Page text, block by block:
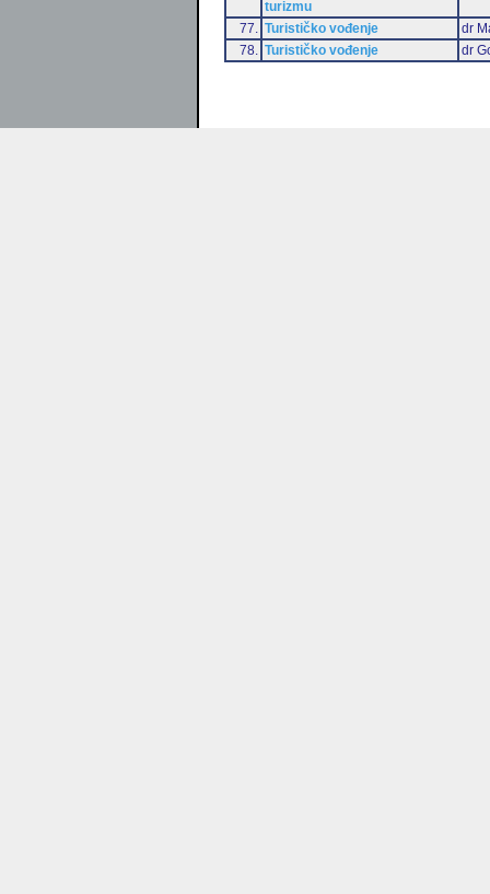
turizmu
77.
Turističko vođenje
dr
78.
Turističko vođenje dr